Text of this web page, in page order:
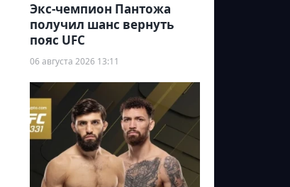
Экс-чемпион Пантожа
получил шанс вернуть
пояс UFC
06 августа 2026 13:11